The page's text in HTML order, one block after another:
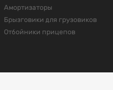
Амортизаторы
Брызговики для грузовиков
Отбойники прицепов